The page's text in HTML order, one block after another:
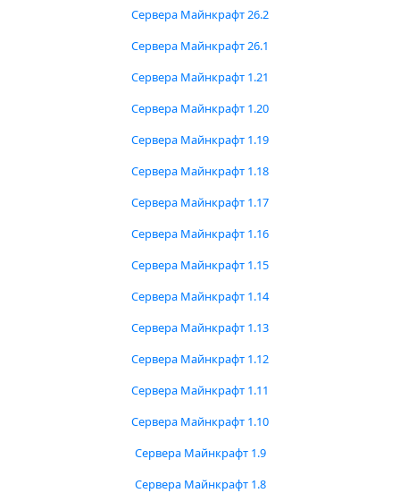
Сервера Майнкрафт 26.2
Сервера Майнкрафт 26.1
Сервера Майнкрафт 1.21
Сервера Майнкрафт 1.20
Сервера Майнкрафт 1.19
Сервера Майнкрафт 1.18
Сервера Майнкрафт 1.17
Сервера Майнкрафт 1.16
Сервера Майнкрафт 1.15
Сервера Майнкрафт 1.14
Сервера Майнкрафт 1.13
Сервера Майнкрафт 1.12
Сервера Майнкрафт 1.11
Сервера Майнкрафт 1.10
Сервера Майнкрафт 1.9
Сервера Майнкрафт 1.8